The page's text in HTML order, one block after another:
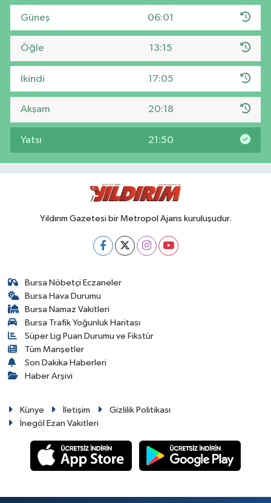
Güneş 06:01
Öğle 13:15
İkindi 17:05
Akşam 20:18
Yatsı 21:50
Yıldırım Gazetesi bir Metropol Ajans kuruluşudur.
Bursa Nöbetçi Eczaneler
Bursa Hava Durumu
Bursa Namaz Vakitleri
Bursa Trafik Yoğunluk Haritası
Süper Lig Puan Durumu ve Fikstür
Tüm Manşetler
Son Dakika Haberleri
Haber Arşivi
Künye İletişim
Gizlilik Politikası
İnegöl Ezan Vakitleri